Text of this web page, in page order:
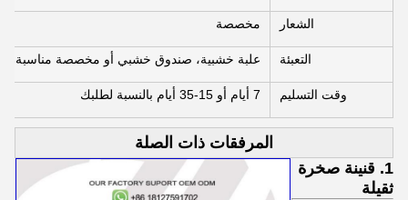
الشعار مخصصة
التعبئة علبة خشبية، صندوق خشبي أو مخصصة مناسبة
وقت التسليم 7 أيام أو 15-35 أيام بالنسبة لطلبك
المرفقات ذات الصلة
1. قنينة صخرة
ثقيلة